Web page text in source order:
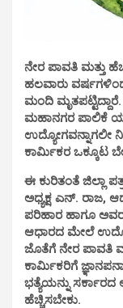
ನೇರ ಪಾವತಿ ಮತ್ತು
ಹಲವಾರು
ಮಂದಿ
ಮಹಾನಗರ ಪಾಲಿಕೆ
ಉದ್ಯೋಗವನ್ನಾಗಲೀ
ಕಾರ್ಮಿಕರ ಒಕ್ಕೂಟ
ಈ ಕುರಿತಂತೆ ಜಿಲ್ಲಾ
ಅಧ್ಯಕ್ಷ ಎನ್. ರಾಜ,
ಪರಿಹಾರ ಹಾಗೂ
ಆಧಾರದ ಮೇಲೆ
ಜೊತೆಗೆ ನೇರ ಪಾವತಿ
ಕಾರ್ಮಿಕರಿಗೆ
ಭತ್ಯೆಯನ್ನು
ಹೆಚ್ಚಿಸಬೇಕು.